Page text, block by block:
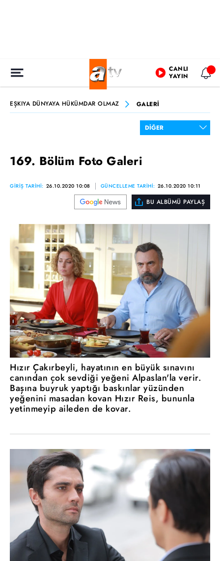
CANLI
YAYIN
EŞKIYA DÜNYAYA HÜKÜMDAR OLMAZ GALERİ
169. Bölüm Foto Galeri
GİRİŞ TARİHİ: 26.10.2020 10:08 GÜNCELLEME TARİHİ: 26.10.2020 10:11
BU ALBÜMÜ PAYLAŞ
Hızır Çakırbeyli, hayatının en büyük sınavını
canından çok sevdiği yeğeni Alpaslan'la verir.
Başına buyruk yaptığı baskınlar yüzünden
yeğenini masadan kovan Hızır Reis, bununla
yetinmeyip aileden de kovar.